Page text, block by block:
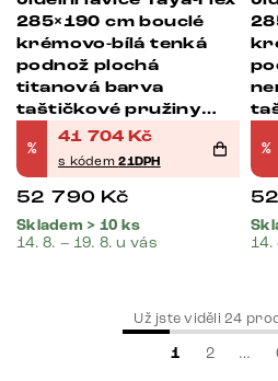
285×190 cm bouclé
krémovo-bílá tenká
podnož plochá
titanová barva
taštičkové pružiny
pravá
%
41 704 Kč
s kódem21DPH
52 790 Kč
Skladem > 10 ks
14. 8. – 19. 8. u vás
%
14.
Už jste viděli24
1 2 …